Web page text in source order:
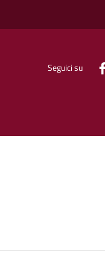
Seguici su